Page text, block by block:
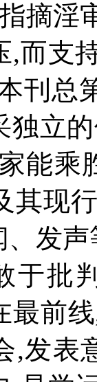
摘淫
,而支
刊总
独立
能乘
其现
发
于批
最前线
,发表